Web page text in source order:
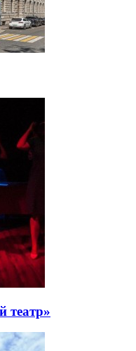
и научных площадок
Сити.
интересные